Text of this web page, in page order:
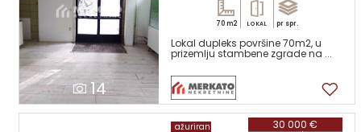
14
70 m2 LOKAL pr spr.
Lokal dupleks površine 70m2, u
prizemlju stambene zgrade na ...
30 000 €
ažuriran